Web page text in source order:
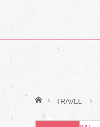
ホームTRAVEL